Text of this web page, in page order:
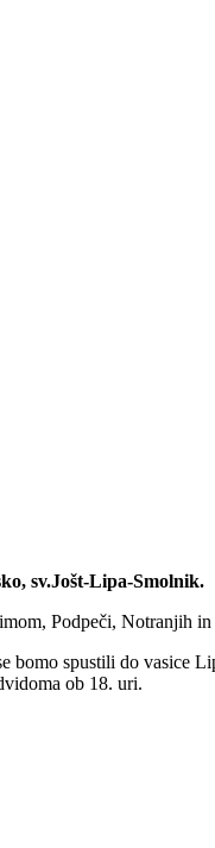
sv.Jošt-Lipa-Smolnik.
Podpeči, Notranjih
bomo spustili do
ob 18. uri.